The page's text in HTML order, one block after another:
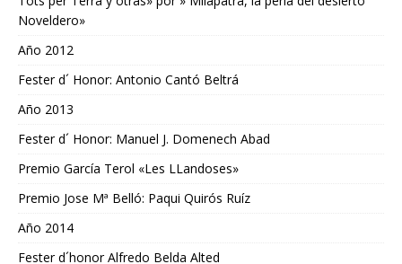
Noveldero»
Año 2012
Fester d´ Honor: Antonio Cantó Beltrá
Año 2013
Fester d´ Honor: Manuel J. Domenech Abad
Premio García Terol «Les LLandoses»
Premio Jose Mª Belló: Paqui Quirós Ruíz
Año 2014
Fester d´honor Alfredo Belda Alted